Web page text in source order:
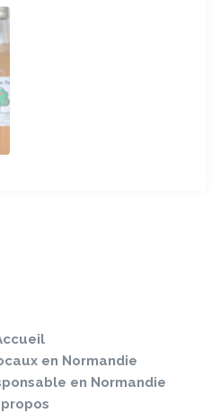
en Normandie
en Normandie